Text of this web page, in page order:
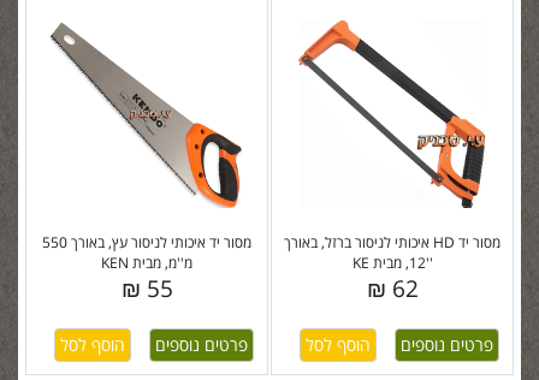
מסור יד איכותי לניסור עץ, באורך 550
מ''מ, מבית KEN
55 ₪
פרטים נוספים
מסור יד HD איכותי לניסור ברזל, באורך
''12, מבית KE
62 ₪
פרטים נוספים